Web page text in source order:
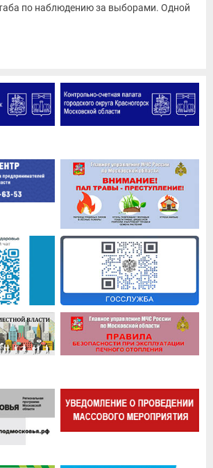
по наблюдению за выборами. Одной